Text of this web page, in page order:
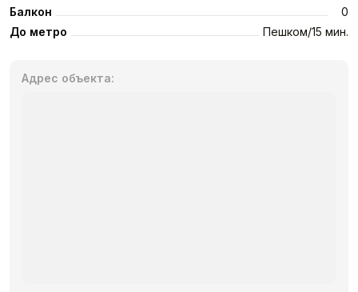
Балкон
0
До метро
Пешком 15 мин.
Адрес объекта: